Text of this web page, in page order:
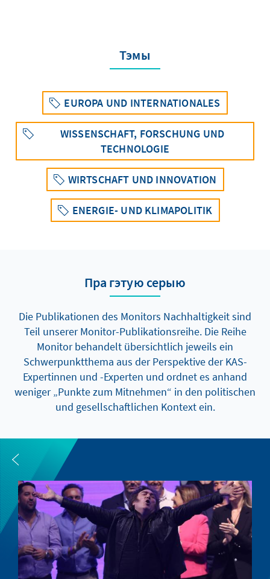
Тэмы
EUROPA UND INTERNATIONALES
WISSENSCHAFT, FORSCHUNG UND
TECHNOLOGIE
WIRTSCHAFT UND INNOVATION
ENERGIE- UND KLIMAPOLITIK
Пра гэтую серыю
Die Publikationen des Monitors Nachhaltigkeit sind
Teil unserer Monitor-Publikationsreihe. Die Reihe
Monitor behandelt übersichtlich jeweils ein
Schwerpunktthema aus der Perspektive der KAS-
Expertinnen und -Experten und ordnet es anhand
weniger „Punkte zum Mitnehmen“ in den politischen
und gesellschaftlichen Kontext ein.